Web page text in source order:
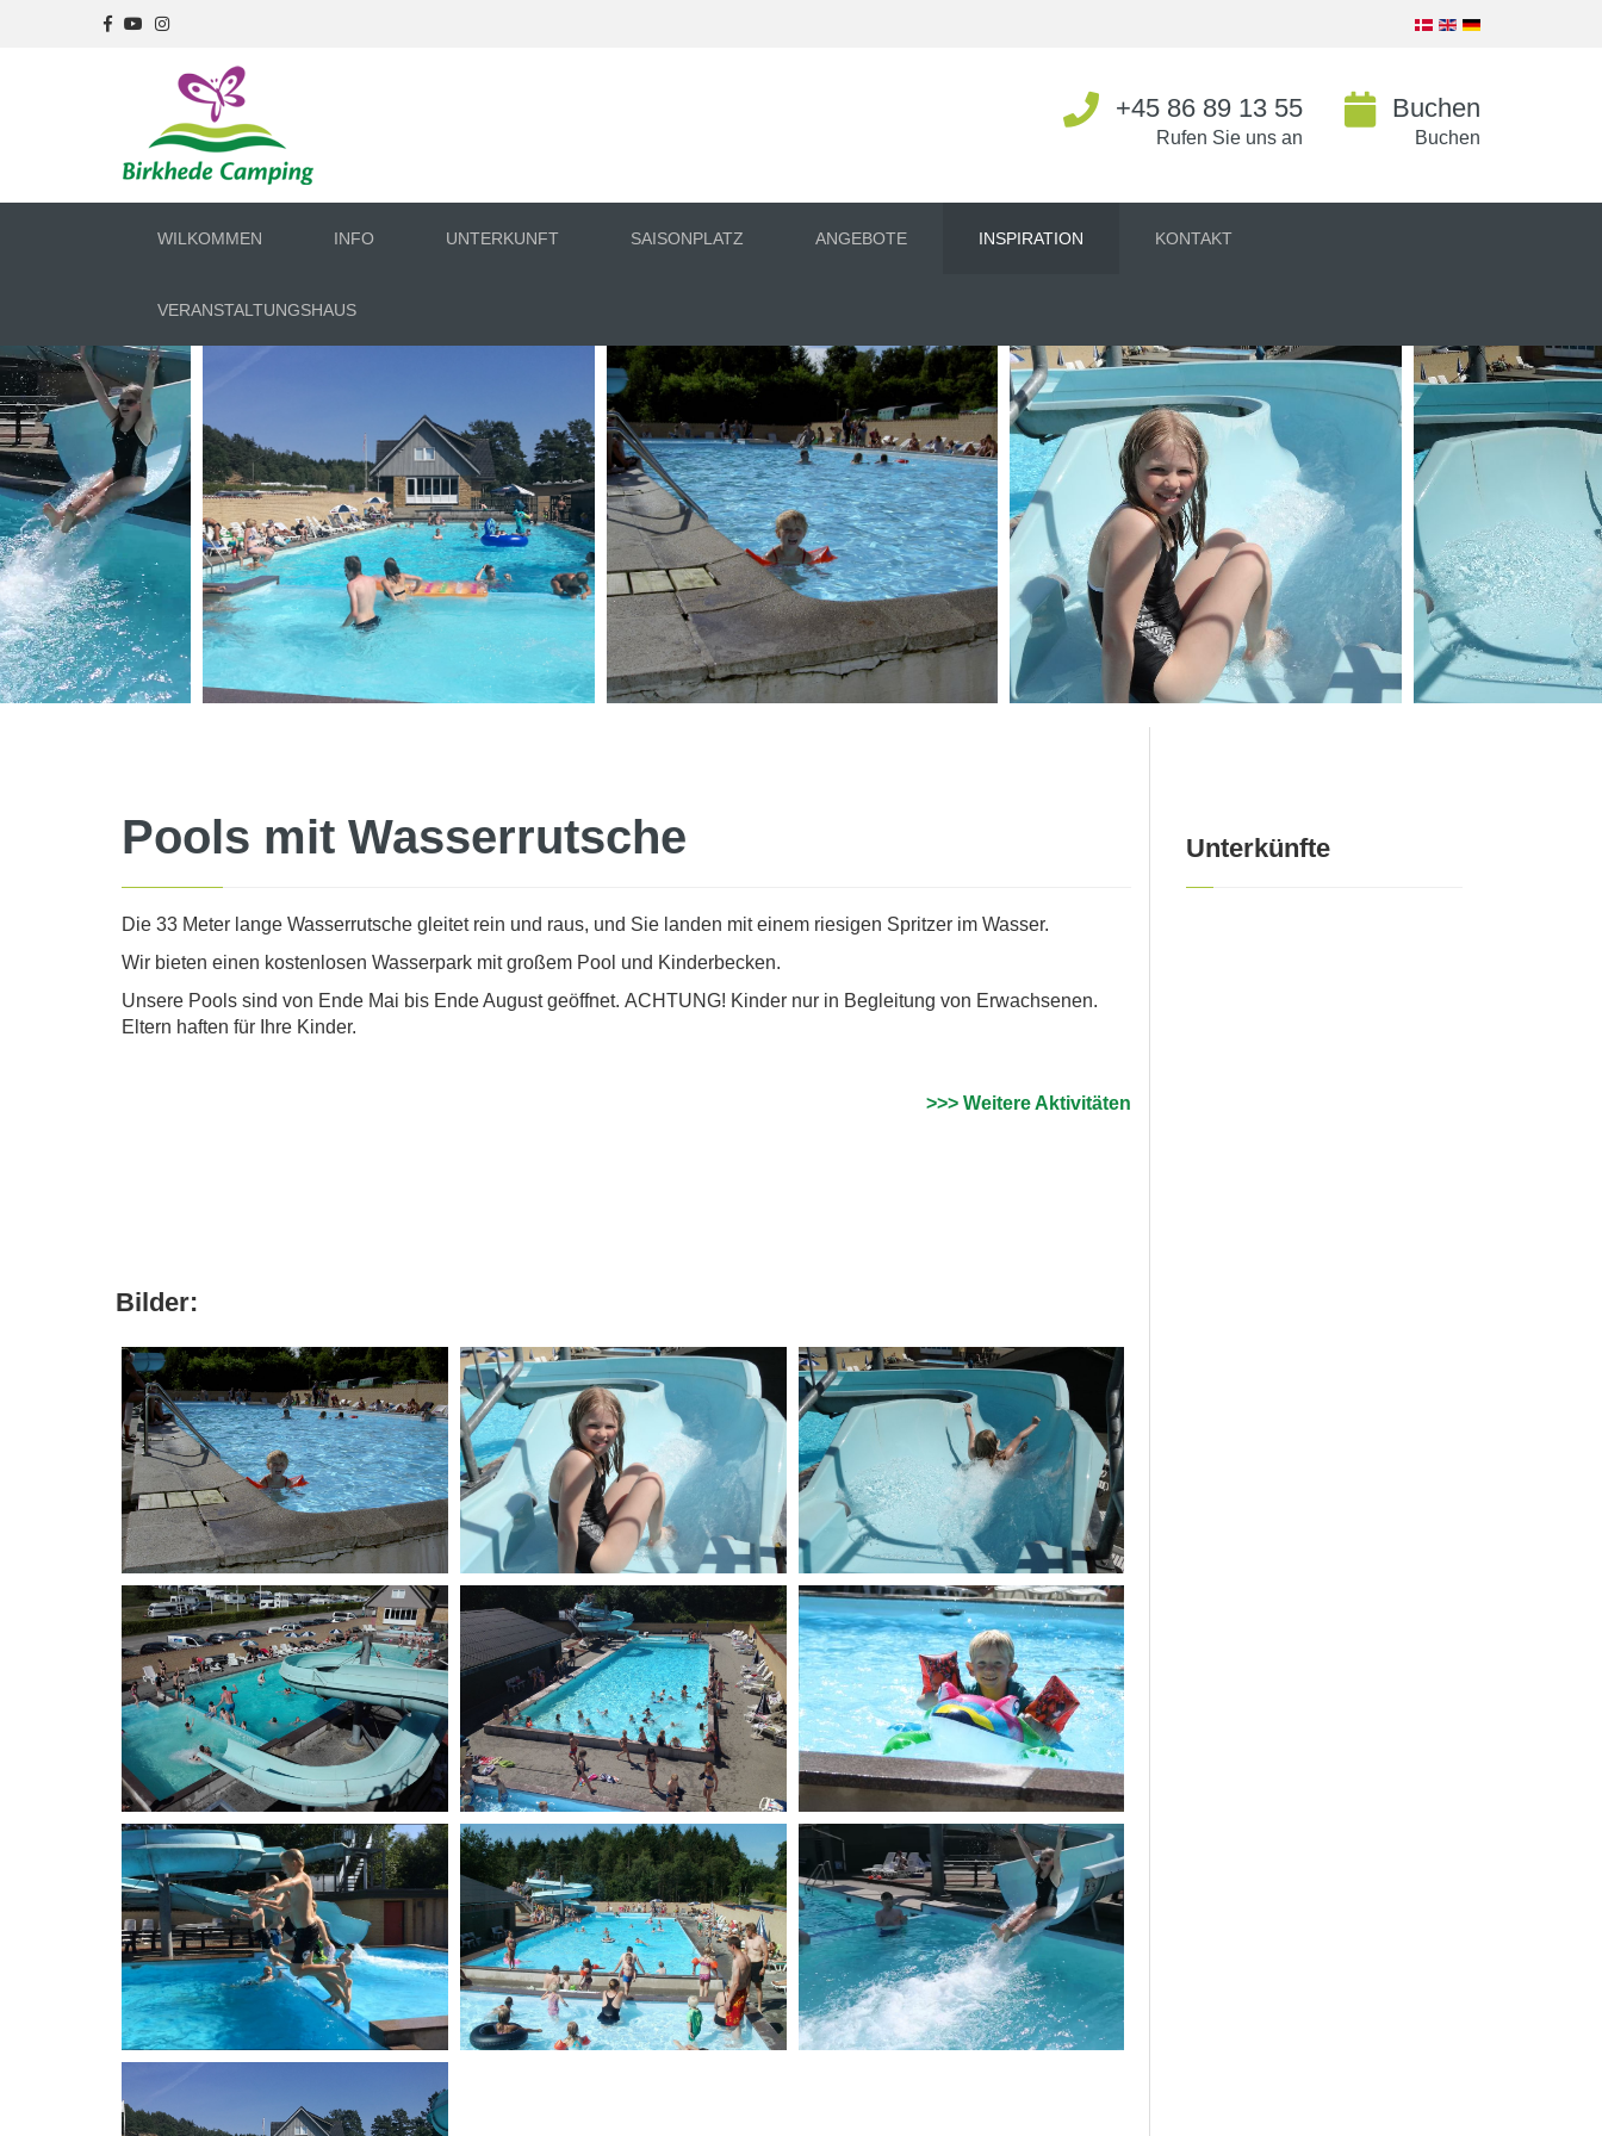
+45 86 89 13 55
Rufen Sie uns an
Buchen
Buchen
WILKOMMEN INFO UNTERKUNFT SAISONPLATZ ANGEBOTE INSPIRATION KONTAKT
VERANSTALTUNGSHAUS
Pools mit Wasserrutsche
Die 33 Meter lange Wasserrutsche gleitet rein und raus, und Sie landen mit einem riesigen Spritzer im Wasser.
Wir bieten einen kostenlosen Wasserpark mit großem Pool und Kinderbecken.
Unsere Pools sind von Ende Mai bis Ende August geöffnet. ACHTUNG! Kinder nur in Begleitung von Erwachsenen.
Eltern haften für Ihre Kinder.
>>> Weitere Aktivitäten
Bilder:
Unterkünfte